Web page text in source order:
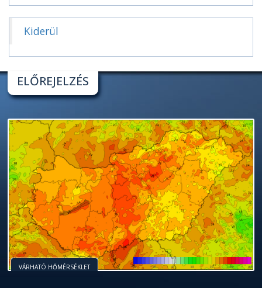
Kiderül
ELŐREJELZÉS
VÁRHATÓ HŐMÉRSÉKLET